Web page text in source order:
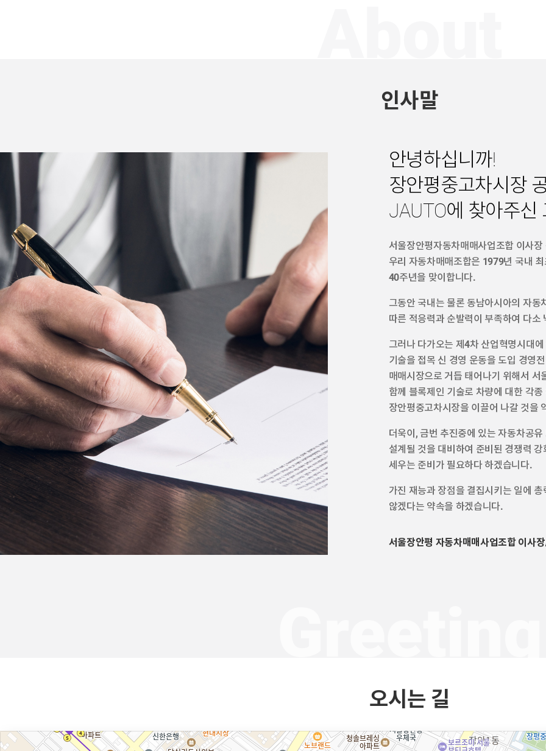
인사말
안녕하십니까!
장안평중고차시장
JAUTO에 찾아주신
서울장안평자동차매매사업조합 이사
우리 자동차매매조합은 1979년 국내
40주년을 맞이합니다.
그동안 국내는 물론 동남아시아의 자동
따른 적응력과 순발력이 부족하여 다
그러나 다가오는 제4차 산업혁명시대
기술을 접목 신 경영 운동을 도입 경영
매매시장으로 거듭 태어나기 위해서
함께 블록제인 기술로 차량에 대한 각
장안평중고차시장을 이끌어 나갈 것을
더욱이, 금번 추진중에 있는 자동차공
설계될 것을 대비하여 준비된 경쟁력
세우는 준비가 필요하다 하겠습니다.
가진 재능과 장점을 결집시키는 일에
않겠다는 약속을 하겠습니다.
서울장안평 자동차매매사업조합 이사
오시는 길